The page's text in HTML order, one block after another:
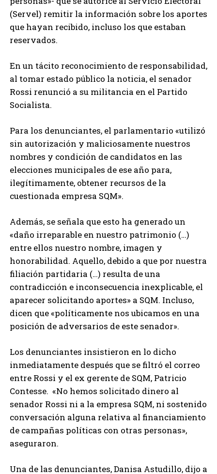
(Servel) remitir la información sobre los aportes
que hayan recibido, incluso los que estaban
reservados.
En un tácito reconocimiento de responsabilidad,
al tomar estado público la noticia, el senador
Rossi renunció a su militancia en el Partido
Socialista.
Para los denunciantes, el parlamentario «utilizó
sin autorización y maliciosamente nuestros
nombres y condición de candidatos en las
elecciones municipales de ese año para,
ilegítimamente, obtener recursos de la
cuestionada empresa SQM».
Además, se señala que esto ha generado un
«daño irreparable en nuestro patrimonio (…)
entre ellos nuestro nombre, imagen y
honorabilidad. Aquello, debido a que por nuestra
filiación partidaria (…) resulta de una
contradicción e inconsecuencia inexplicable, el
aparecer solicitando aportes» a SQM. Incluso,
dicen que «políticamente nos ubicamos en una
posición de adversarios de este senador».
Los denunciantes insistieron en lo dicho
inmediatamente después que se filtró el correo
entre Rossi y el ex gerente de SQM, Patricio
Contesse. «No hemos solicitado dinero al
senador Rossi ni a la empresa SQM, ni sostenido
conversación alguna relativa al financiamiento
de campañas políticas con otras personas»,
aseguraron.
Una de las denunciantes, Danisa Astudillo, dijo a